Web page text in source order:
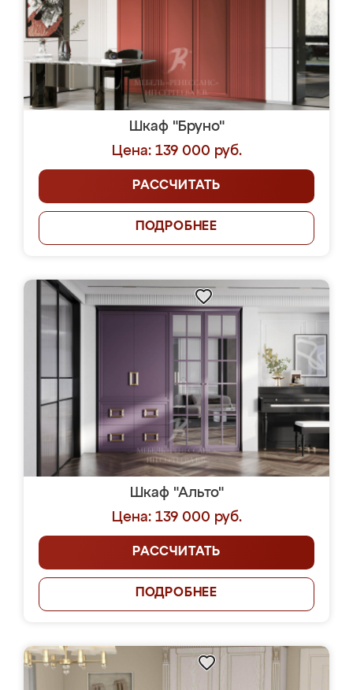
Шкаф "Бруно"
Цена: 139 000 руб.
РАССЧИТАТЬ
ПОДРОБНЕЕ
Шкаф "Альто"
Цена: 139 000 руб.
РАССЧИТАТЬ
ПОДРОБНЕЕ